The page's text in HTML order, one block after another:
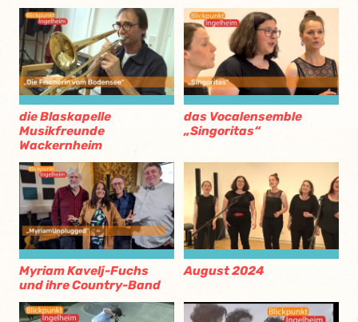
die Blaskapelle
Musikfreunde
Wackernheim
das Vocalensemble
„Singoritas“
Myriam Kavelj-Fuchs
und ihre Country-Band
August 2024